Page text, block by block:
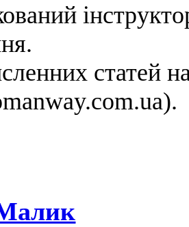
статей